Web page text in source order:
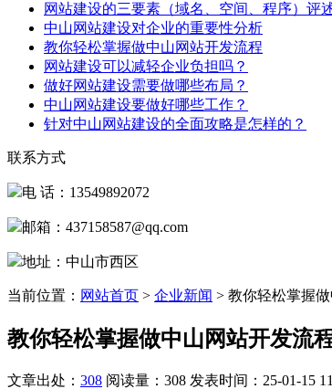
网站建设的三要素（域名、空间、程序）评
中山网站建设对企业的重要性分析
教你轻松掌握做中山网站开发流程
网站建设可以减轻企业负担吗？
做好网站建设需要做哪些布局？
中山网站建设要做好哪些工作？
针对中山网站建设的全面攻略是怎样的？
联系方式
电 话：13549892072
邮箱：437158587@qq.com
地址：中山市西区
当前位置： 网站首页 > 企业新闻 > 教你轻松掌握
教你轻松掌握做中山网站开发流
文章出处： 308 阅读量：308 发表时间：25-01-15